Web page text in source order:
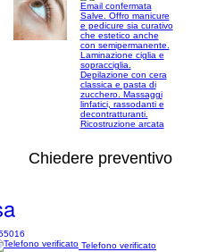
Email confermata
Salve. Offro manicure
e pedicure sia curativo
che estetico anche
con semipermanente.
Laminazione ciglia e
sopracciglia.
Depilazione con cera
classica e pasta di
zucchero. Massaggi
linfatici, rassodanti e
decontratturanti.
Ricostruzione arcata
Chiedere preventivo
Telefono verificato